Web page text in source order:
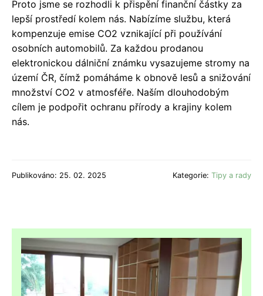
Proto jsme se rozhodli k přispění finanční částky za
lepší prostředí kolem nás. Nabízíme službu, která
kompenzuje emise CO2 vznikající při používání
osobních automobilů. Za každou prodanou
elektronickou dálniční známku vysazujeme stromy na
území ČR, čímž pomáháme k obnově lesů a snižování
množství CO2 v atmosféře. Naším dlouhodobým
cílem je podpořit ochranu přírody a krajiny kolem
nás.
Publikováno: 25. 02. 2025 Kategorie: Tipy a rady